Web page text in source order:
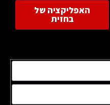
האפליקציה של
בחזית